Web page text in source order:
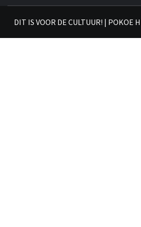
DIT IS VOOR DE CULTUUR! | POKOE